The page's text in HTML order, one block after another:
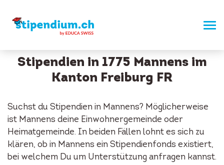
Stipendien in 1775 Mannens im
Kanton Freiburg FR
Suchst du Stipendien in Mannens? Möglicherweise
ist Mannens deine Einwohnergemeinde oder
Heimatgemeinde. In beiden Fällen lohnt es sich zu
klären, ob in Mannens ein Stipendienfonds existiert,
bei welchem Du um Unterstützung anfragen kannst.